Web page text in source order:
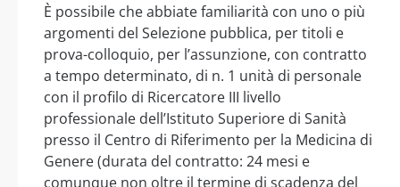
È possibile che abbiate familiarità con uno o più
argomenti del Selezione pubblica, per titoli e
prova-colloquio, per l’assunzione, con contratto
a tempo determinato, di n. 1 unità di personale
con il profilo di Ricercatore III livello
professionale dell’Istituto Superiore di Sanità
presso il Centro di Riferimento per la Medicina di
Genere (durata del contratto: 24 mesi e
comunque non oltre il termine di scadenza del